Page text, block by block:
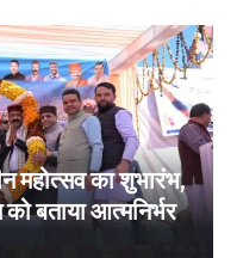
महोत्सव का शुभारंभ,
बताया आत्मनिर्भर